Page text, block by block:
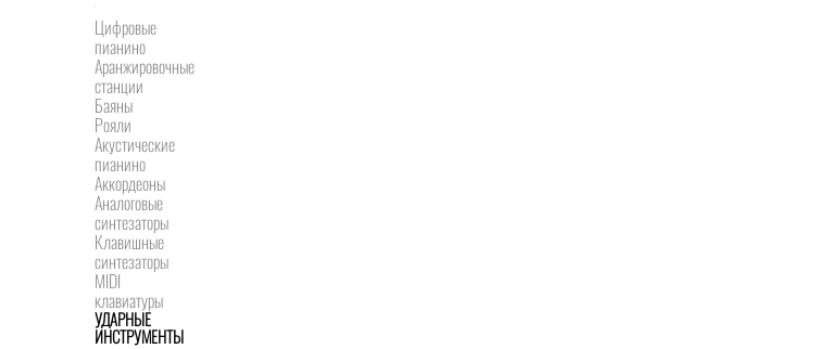
Цифровые
пианино
Аранжировочные
станции
Баяны
Рояли
Акустические
пианино
Аккордеоны
Аналоговые
синтезаторы
Клавишные
синтезаторы
MIDI
клавиатуры
УДАРНЫЕ
ИНСТРУМЕНТЫ